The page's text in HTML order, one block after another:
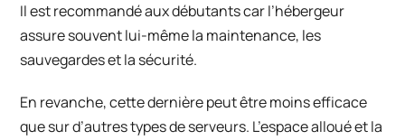
Il est recommandé aux débutants car l’hébergeur
assure souvent lui-même la maintenance, les
sauvegardes et la sécurité.
En revanche, cette dernière peut être moins efficace
que sur d’autres types de serveurs. L’espace alloué et la